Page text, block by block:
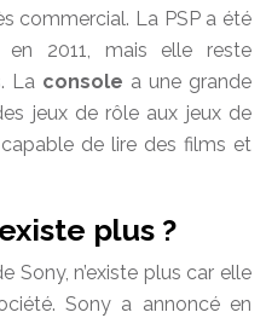
commercial. La PSP a été
2011, mais elle reste
La console a une grande
jeux de rôle aux jeux de
de lire des films et
plus ?
Sony, n’existe plus car elle
Sony a annoncé en